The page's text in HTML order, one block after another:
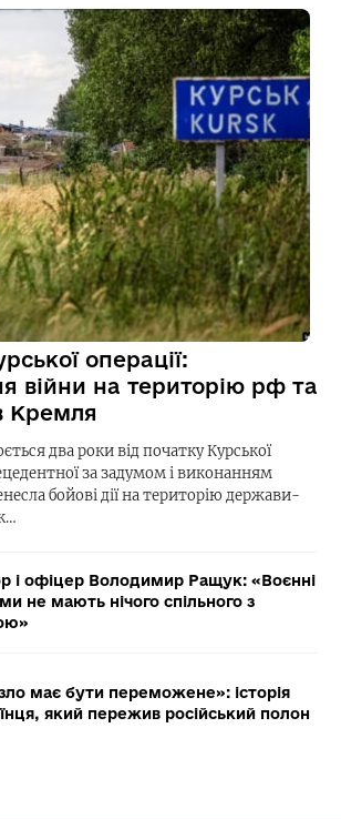
операції:
війни на територію рф та
Кремля
два роки від початку Курської
за задумом і виконанням
бойові дії на територію держави-
і офіцер Володимир Ращук: «Воєнні
не мають нічого спільного з
має бути переможене»: історія
який пережив російський полон